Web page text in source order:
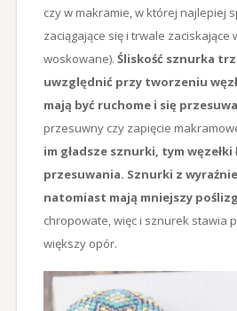
czy w makramie, w której najlepiej
zaciągające się i trwale zaciskające
woskowane). Śliskość sznurka
uwzględnić przy tworzeniu
mają być ruchome i się
przesuwny czy zapięcie
im gładsze sznurki, tym węzełki
przesuwania. Sznurki z
natomiast mają mniejszy poślizg
chropowate, więc i sznurek stawia
większy opór.